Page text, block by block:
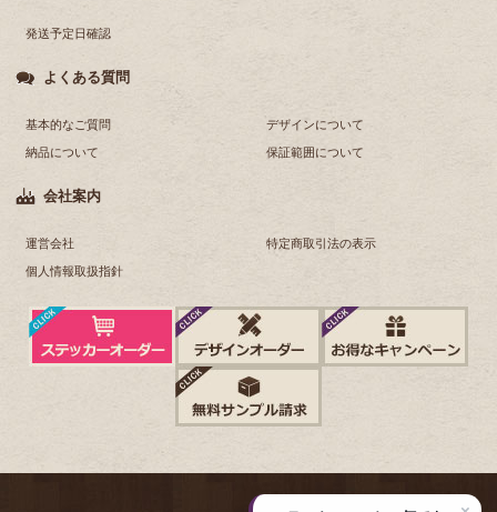
発送予定日確認
よくある質問
基本的なご質問 デザインについて
納品について 保証範囲について
会社案内
運営会社 特定商取引法の表示
個人情報取扱指針